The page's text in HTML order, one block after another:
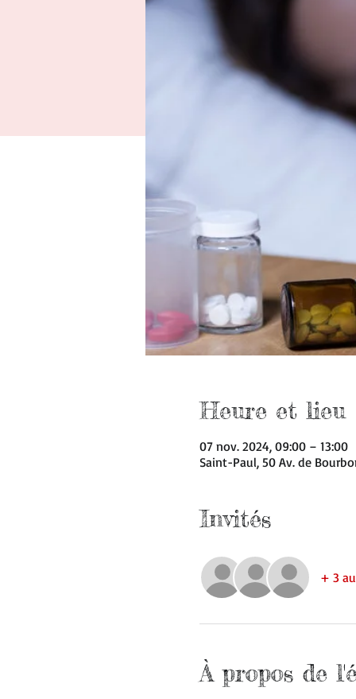
Heure et lieu
07 nov. 2024, 09:00 – 13:00
Saint-Paul, 50 Av. de
Invités
+ 3
À propos de